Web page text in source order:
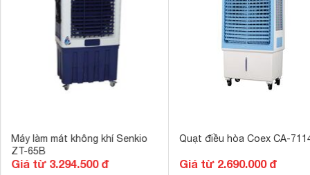
Máy làm mát không khí Senkio
ZT-65B
Giá từ 3.294.500 đ
Quạt điều hòa Coex CA-
Giá từ 2.690.000 đ